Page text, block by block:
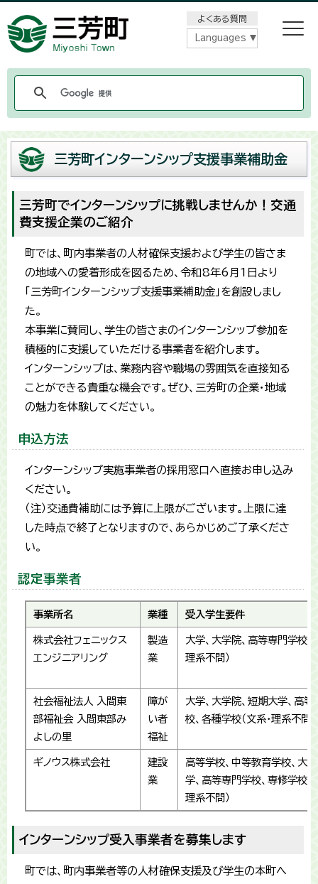
よくある質問
Languages
三芳町インターンシップ支援事業補助金
三芳町でインターンシップに挑戦しませんか！交通
費支援企業のご紹介
町では、町内事業者の人材確保支援および学生の皆さま
の地域への愛着形成を図るため、令和8年6月1日より
「三芳町インターンシップ支援事業補助金」を創設しまし
た。
本事業に賛同し、学生の皆さまのインターンシップ参加を
積極的に支援していただける事業者を紹介します。
インターンシップは、業務内容や職場の雰囲気を直接知る
ことができる貴重な機会です。ぜひ、三芳町の企業・地域
の魅力を体験してください。
申込方法
インターンシップ実施事業者の採用窓口へ直接お申し込み
ください。
（注）交通費補助には予算に上限がございます。上限に達
した時点で終了となりますので、あらかじめご了承くださ
い。
認定事業者
事業所名 業種 受入学生要件
株式会社フェニックス
エンジニアリング
製造
業
大学、大学院、高等専門学校、
理系不問）
社会福祉法人 入間東
部福祉会 入間東部み
よしの里
障が
い者
福祉
大学、大学院、短期大学、高
校、各種学校（文系・理系不問）
ギノウス株式会社
建設
業
高等学校、中等教育学校、大
学、高等専門学校、専修学校、
理系不問）
インターンシップ受入事業者を募集します
町では、町内事業者等の人材確保支援及び学生の本町へ